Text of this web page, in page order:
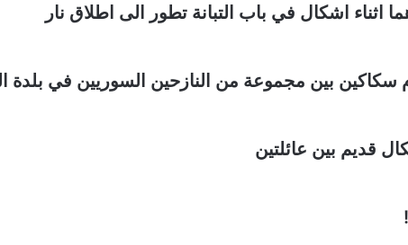
اشكال في باب التبانة تطور الى اطلاق نار
بين مجموعة من النازحين السوريين في بلدة
قديم بين عائلتين